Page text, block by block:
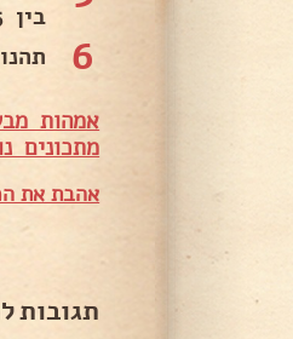
בין 15 ל20 -דקות.
6
אמהות
מתכונים
אהבת את
תגובות